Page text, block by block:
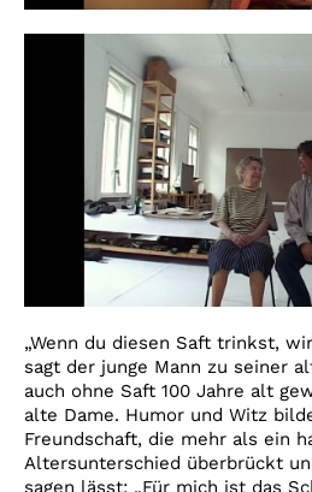
„Wenn du diesen Saft trinkst,
sagt der junge Mann zu seiner
auch ohne Saft 100 Jahre alt
alte Dame. Humor und Witz
Freundschaft, die mehr als ein
Altersunterschied überbrückt
sagen lässt: „Für mich ist das